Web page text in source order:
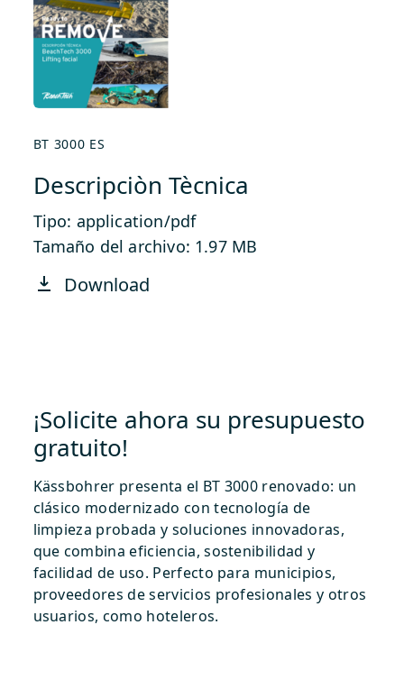
BT 3000 ES
Descripciòn Tècnica
Tipo: application/pdf
Tamaño del archivo: 1.97 MB
Download
¡Solicite ahora su presupuesto
gratuito!
Kässbohrer presenta el BT 3000 renovado: un
clásico modernizado con tecnología de
limpieza probada y soluciones innovadoras,
que combina eficiencia, sostenibilidad y
facilidad de uso. Perfecto para municipios,
proveedores de servicios profesionales y otros
usuarios, como hoteleros.